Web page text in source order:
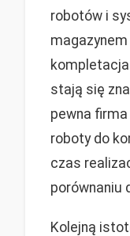
robotów i
stają się
pewna
roboty do
czas
porównaniu
Kolejną